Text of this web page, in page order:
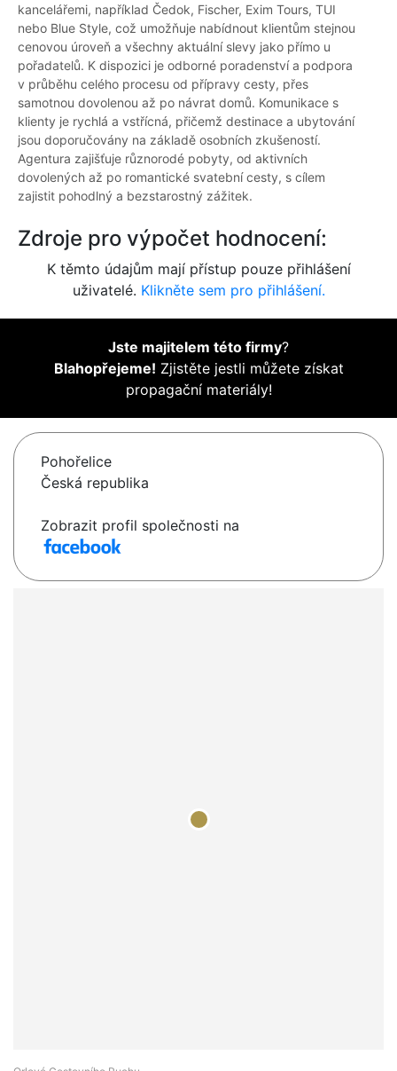
kancelářemi, například Čedok, Fischer, Exim Tours, TUI
nebo Blue Style, což umožňuje nabídnout klientům stejnou
cenovou úroveň a všechny aktuální slevy jako přímo u
pořadatelů. K dispozici je odborné poradenství a podpora
v průběhu celého procesu od přípravy cesty, přes
samotnou dovolenou až po návrat domů. Komunikace s
klienty je rychlá a vstřícná, přičemž destinace a ubytování
jsou doporučovány na základě osobních zkušeností.
Agentura zajišťuje různorodé pobyty, od aktivních
dovolených až po romantické svatební cesty, s cílem
zajistit pohodlný a bezstarostný zážitek.
Zdroje pro výpočet hodnocení:
K těmto údajům mají přístup pouze přihlášení
uživatelé. Klikněte sem pro přihlášení.
Jste majitelem této firmy?
Blahopřejeme! Zjistěte jestli můžete získat
propagační materiály!
Pohořelice
Česká republika
Zobrazit profil společnosti na